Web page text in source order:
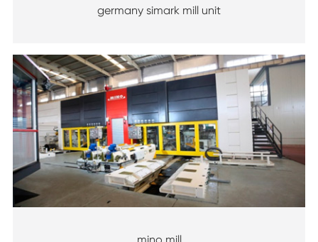
germany simark mill unit